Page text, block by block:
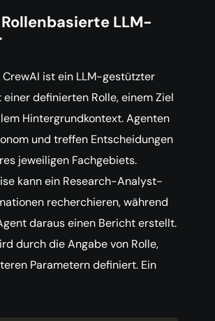
LLM-
CrewAI ist ein LLM-gestützter
definierten Rolle, einem Ziel
Hintergrundkontext. Agenten
und treffen Entscheidungen
jeweiligen Fachgebiets.
kann ein Research-Analyst-
recherchieren, während
daraus einen Bericht erstellt.
durch die Angabe von Rolle,
Parametern definiert. Ein